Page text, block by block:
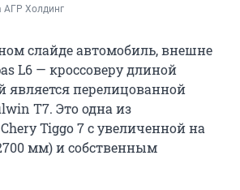
АГР Холдинг
слайде автомобиль, внешне
L6 — кроссоверу длиной
является перелицованной
T7. Это одна из
Tiggo 7 с увеличенной на
мм) и собственным